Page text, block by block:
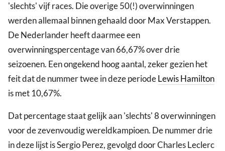
'slechts' vijf races. Die overige 50(!) overwinningen
werden allemaal binnen gehaald door Max Verstappen.
De Nederlander heeft daarmee een
overwinningspercentage van 66,67% over drie
seizoenen. Een ongekend hoog aantal, zeker gezien het
feit dat de nummer twee in deze periodeLewis Hamilton
is met 10,67%.
Dat percentage staat gelijk aan 'slechts' 8 overwinningen
voor de zevenvoudig wereldkampioen. De nummer drie
in deze lijst is Sergio Perez, gevolgd door Charles Leclerc